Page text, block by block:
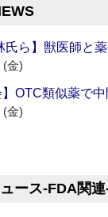
氏ら】獣医師と
(金)
】OTC類似薬で
(金)
ース‐FDA関連